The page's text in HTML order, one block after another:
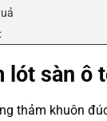
lót sàn ô
thảm khuôn